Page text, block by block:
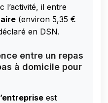
l’activité, il entre
(environ 5,35 €
en DSN.
entre un repas
à domicile pour
est